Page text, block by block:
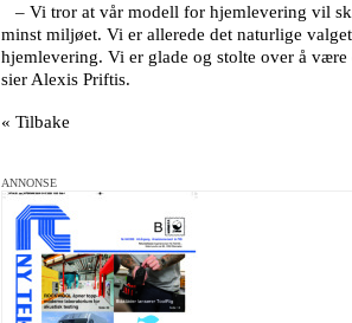
– Vi tror at vår modell for hjemlevering vil
minst miljøet. Vi er allerede det naturlige
hjemlevering. Vi er glade og stolte over å
sier Alexis Priftis.
« Tilbake
ANNONSE